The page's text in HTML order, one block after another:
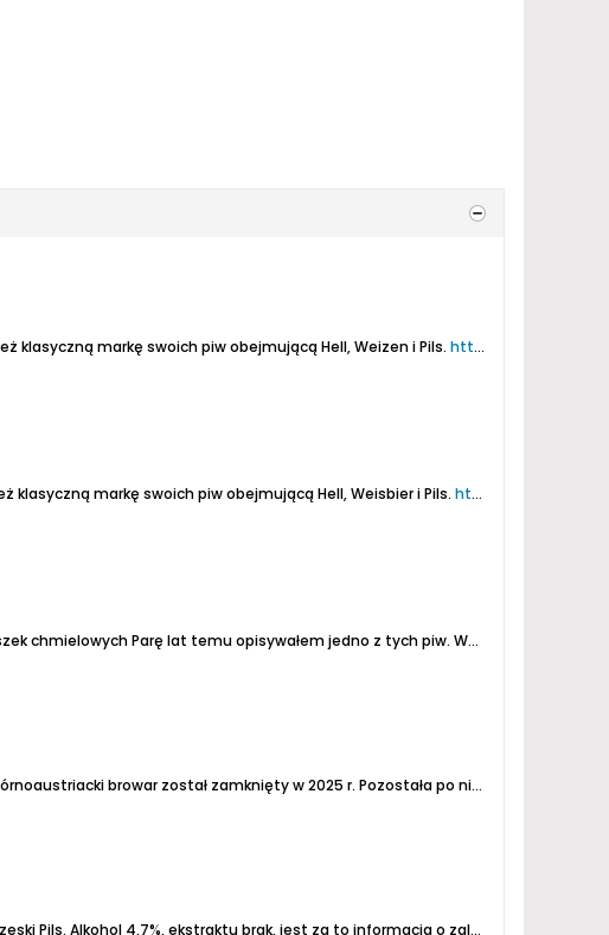
klasyczną markę swoich piw obejmującą Hell, Weizen i Pils. https://insel-brauerei.de/Hiddenseer/hiddenseer-biere/
markę swoich piw obejmującą Hell, Weisbier i Pils. https://insel-brauerei.de/Hiddenseer/hiddenseer-biere/
chmielowychParę lat temu opisywałem jedno z tych piw. Wtedy był Pils był chmielony odmianą Mittelfrüh
browar został zamknięty w 2025 r. Pozostała po nim marka warzona w browarze Frastanzer (Vorarlberg)...
Piwo z małego browaru restauracyjnego w Görlitz, 100m od pieszego mostu granicznego. Określane jest jako czeski Pils. Alkohol 4,7%, ekstraktu brak, jest za to informacja o zalecanej temperaturze serwowania wynoszącej 6-7 stopni. Piwo jest mętne, co jest zaskakujące, jak na Pilsa. Zapach bardzo...